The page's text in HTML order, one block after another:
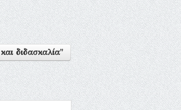
διδασκαλία"